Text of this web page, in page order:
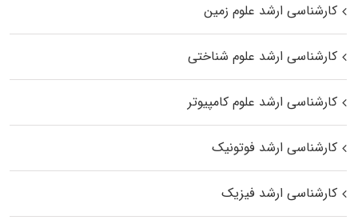
کارشناسی ارشد علوم زمین
کارشناسی ارشد علوم شناختی
کارشناسی ارشد علوم کامپیوتر
کارشناسی ارشد فوتونیک
کارشناسی ارشد فیزیک